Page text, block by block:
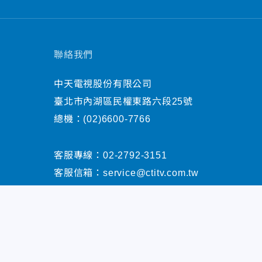
聯絡我們
中天電視股份有限公司
臺北市內湖區民權東路六段25號
總機： (02)6600-7766
客服專線： 02-2792-3151
客服信箱： service@ctitv.com.tw